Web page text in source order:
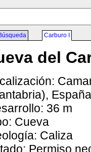
Carburo I
del
España
36 m
Cueva
Caliza
Permiso